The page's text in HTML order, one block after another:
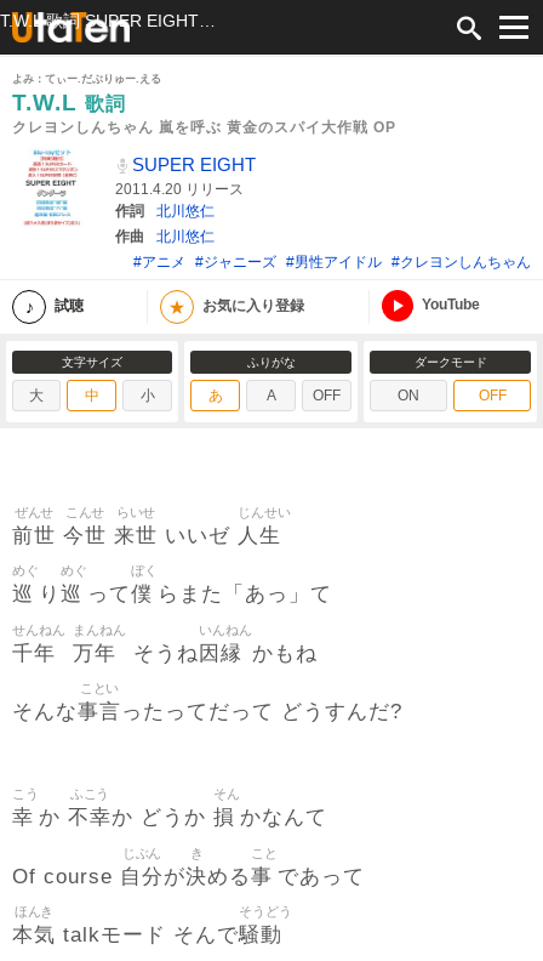
よみ：てぃー.だぶりゅー.える
T.W.L 歌詞
クレヨンしんちゃん 嵐を呼ぶ 黄金のスパイ大作戦 OP
SUPER EIGHT
2011.4.20 リリース
作詞
北川悠仁
作曲
北川悠仁
#アニメ
#ジャニーズ #男性アイドル #クレヨンしんちゃん
試聴 ★ お気に入り登録 YouTube
文字サイズ
大 中 小
ふりがな
あ A OFF
ダークモード
ON OFF
前世
ぜんせ
今世
こんせ
来世
らいせ
いいゼ 人生
じんせい
巡
めぐ
り 巡
めぐ
って僕
ぼく
らまた「あっ」て
千年
せんねん
万年
まんねん
そうね因縁
いんねん
かもね
そんな事言
ことい
ったってだって どうすんだ?
幸
こう
か 不幸
ふこう
か どうか 損
そん
かなんて
Of course 自分
じぶん
が決
き
める事
こと
であって
本気
ほんき
talkモード そんで騒動
そうどう